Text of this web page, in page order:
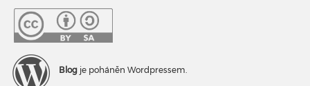
Blog je poháněn Wordpressem.